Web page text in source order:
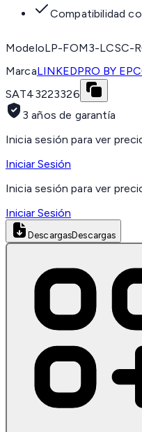
Compatibilidad
ModeloLP-FOM3-LCSC-
MarcaLINKEDPRO BY
SAT43223326
3 años de garantía
Inicia sesión para ver
Iniciar Sesión
Inicia sesión para ver
Iniciar Sesión
DescargasDescargas